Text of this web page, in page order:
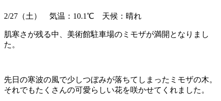
2/27（土） 気温：10.1℃ 天候：晴れ
肌寒さが残る中、美術館駐車場のミモザが満開となりまし
た。
先日の寒波の風で少しつぼみが落ちてしまったミモザの木。
それでもたくさんの可愛らしい花を咲かせてくれました。